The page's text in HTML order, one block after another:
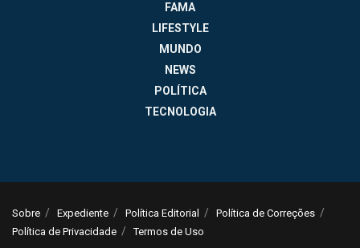
FAMA
LIFESTYLE
MUNDO
NEWS
POLÍTICA
TECNOLOGIA
Sobre Expediente Política Editorial
Política de Correções
Política de Privacidade
Termos de Uso